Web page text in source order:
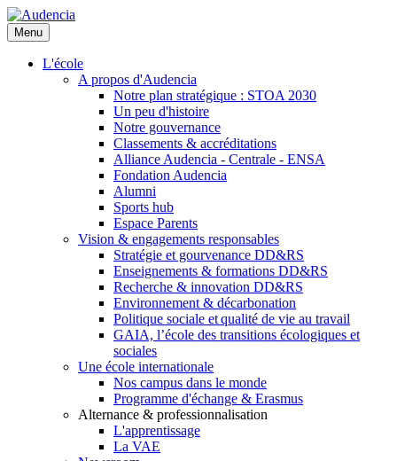
Aller
au
contenu
principal
Menu
L'école
A propos d'Audencia
Notre plan stratégique : STOA 2030
Un peu d'histoire
Notre gouvernance
Classements & accréditations
Alliance Audencia - Centrale - ENSA
Fondation Audencia
Alumni
Sports hub
Espace Parents
Vision & engagements responsables
Stratégie et gourvenance DD&RS
Enseignements & formations DD&RS
Recherche & innovation DD&RS
Environnement & décarbonation
Politique sociale et qualité de vie au travail
GAIA, l’école des transitions écologiques et
sociales
Une école internationale
Nos campus dans le monde
Programme d'échange & Erasmus
Alternance & professionnalisation
L'apprentissage
La VAE